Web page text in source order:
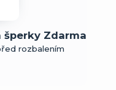
šperky Zdarma
rozbalením